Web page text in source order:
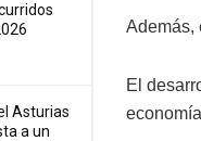
Asturias
a un
Además,
El